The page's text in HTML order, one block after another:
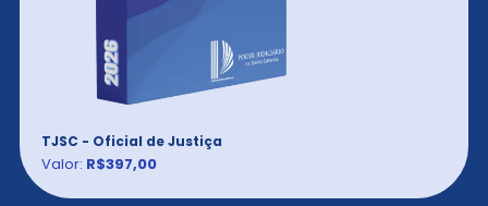
TJSC - Oficial de Justiça
Valor: R$397,00